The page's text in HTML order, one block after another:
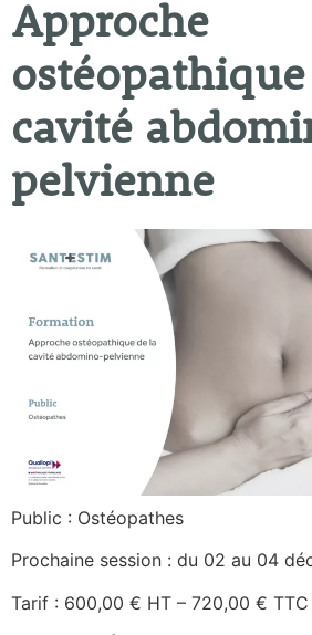
Approche
cavité
pelvienne
Public : Ostéopathes
Prochaine session : du 02 au 04
Tarif : 600,00 € HT – 720,00 € TTC